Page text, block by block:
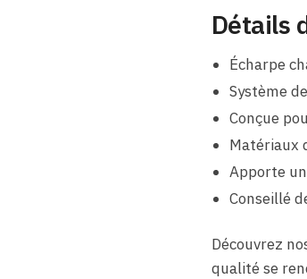
Détails
Écharpe
Système
Conçue
Matériaux
Apporte
Conseillé
Découvrez
qualité se